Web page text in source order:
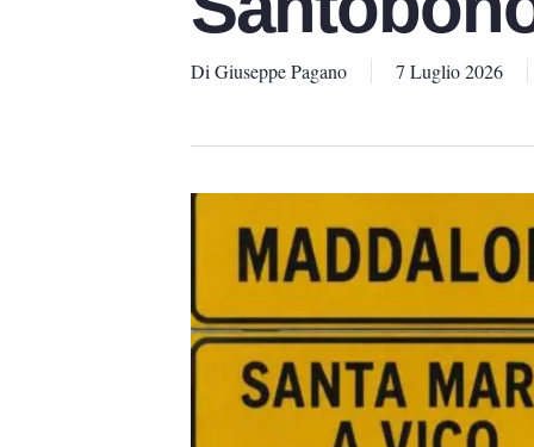
Di Giuseppe Pagano 7 Luglio 2026